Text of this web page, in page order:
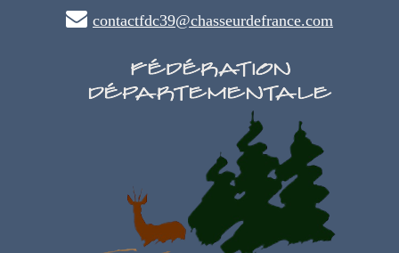
contactfdc39@chasseurdefrance.com